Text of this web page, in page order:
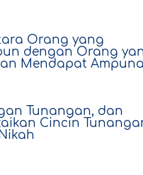
Orang yang
dengan Orang
Mendapat
Tunangan, dan
Cincin